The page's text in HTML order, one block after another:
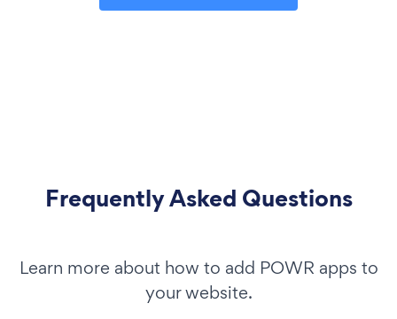
Frequently Asked Questions
Learn more about how to add POWR apps to
your website.